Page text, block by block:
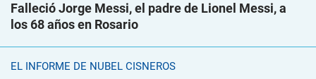
Falleció Jorge Messi, el padre de Lionel Messi, a
los 68 años en Rosario
EL INFORME DE NUBEL CISNEROS